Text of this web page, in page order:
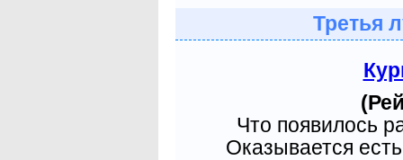
Третья
Что появилось
Оказывается